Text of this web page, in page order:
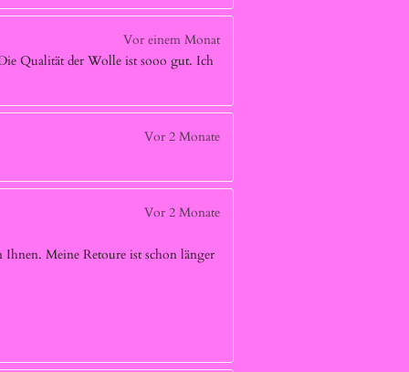
Vor einem Monat
Qualität der Wolle ist sooo gut. Ich
Vor 2 Monate
Vor 2 Monate
Meine Retoure ist schon länger